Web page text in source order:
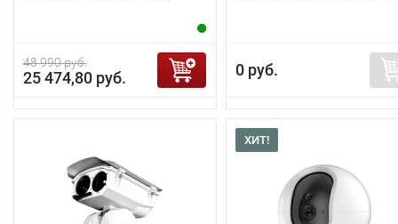
48 990 руб.
25 474,80 руб. 0 руб.
ХИТ!